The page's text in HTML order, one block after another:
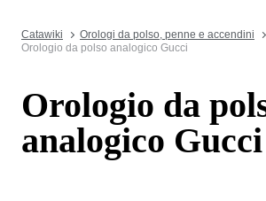
Catawiki Orologi da polso, penne e accendini
Orologio da polso analogico Gucci
Orologio da
analogico Gucci